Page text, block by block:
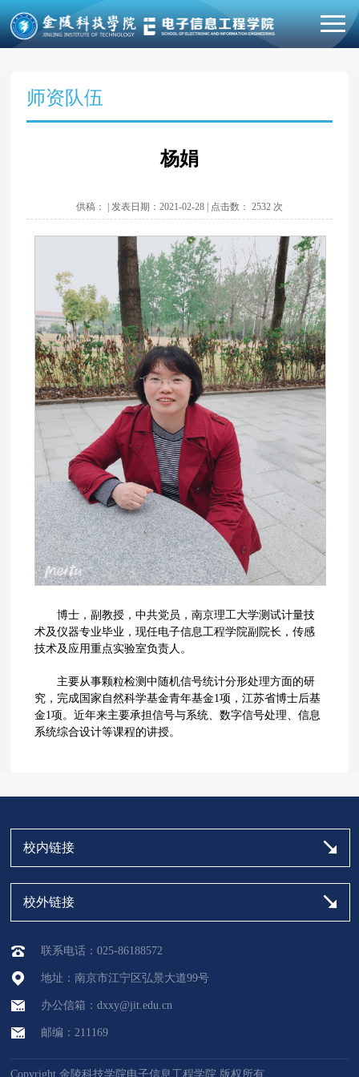
师资队伍
杨娟
供稿： | 发表日期：2021-02-28 | 点击数： 2532次
博士，副教授，中共党员，南京理工大学测试计量技
术及仪器专业毕业，现任电子信息工程学院副院长，传感
技术及应用重点实验室负责人。
主要从事颗粒检测中随机信号统计分形处理方面的研
究，完成国家自然科学基金青年基金1项，江苏省博士后基
金1项。近年来主要承担信号与系统、数字信号处理、信息
系统综合设计等课程的讲授。
校内链接
校外链接
联系电话：025-86188572
地址：南京市江宁区弘景大道99号
办公信箱：dxxy@jit.edu.cn
邮编：211169
Copyright 金陵科技学院电子信息工程学院 版权所有